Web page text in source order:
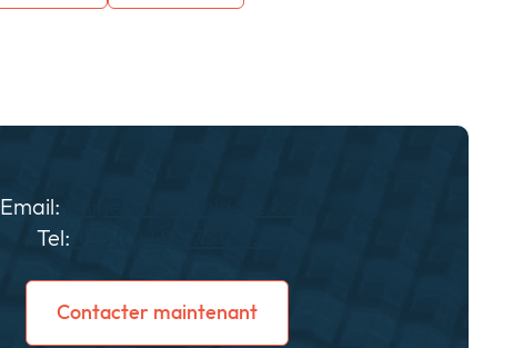
Email:
Tel:
Contacter maintenant